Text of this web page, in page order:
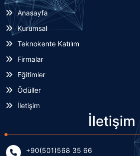
Anasayfa
Kurumsal
Teknokente Katılım
Firmalar
Eğitimler
Ödüller
İletişim
İletişim
+90(501)568 35 66